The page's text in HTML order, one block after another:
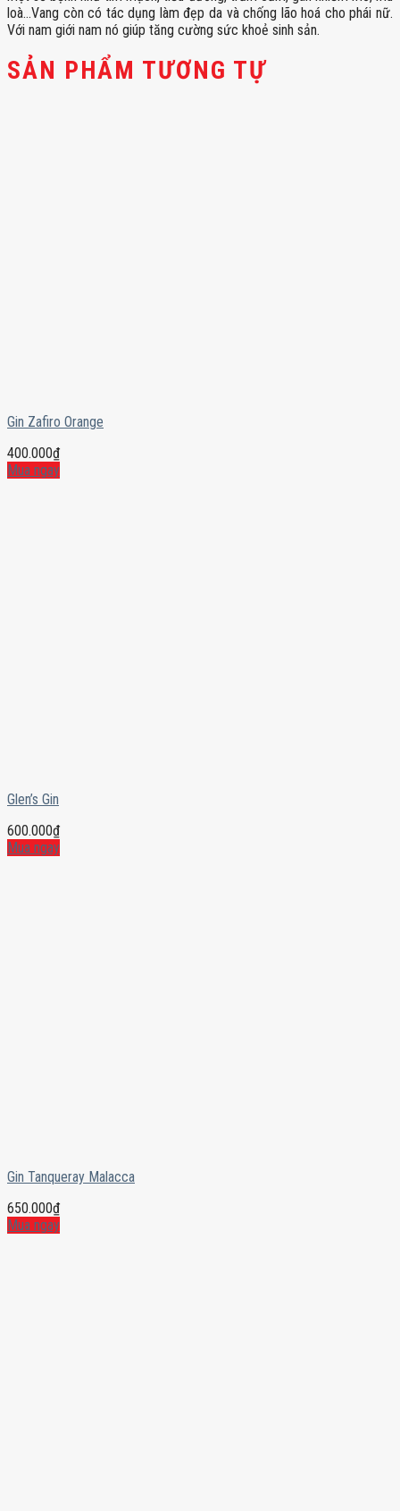
loà…Vang còn có tác dụng làm đẹp da và chống lão hoá cho phái nữ.
Với nam giới nam nó giúp tăng cường sức khoẻ sinh sản.
SẢN PHẨM TƯƠNG TỰ
Gin Zafiro Orange
400.000₫
Mua ngay
Glen’s Gin
600.000₫
Mua ngay
Gin Tanqueray Malacca
650.000₫
Mua ngay